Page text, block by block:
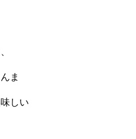
ま
しい